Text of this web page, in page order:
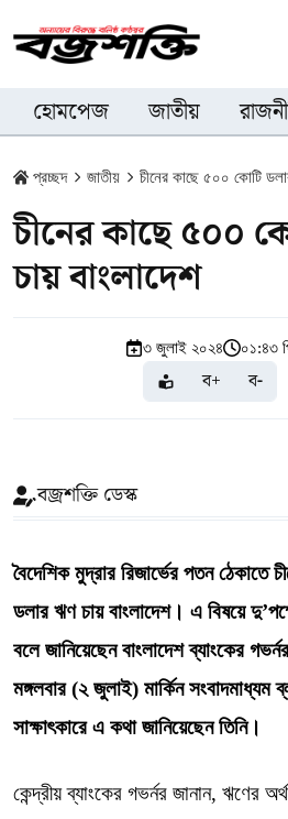
হোমপেজ জাতীয়
প্রচ্ছদ জাতীয় চীনের কাছে ৫০০ কোটি
চীনের কাছে ৫০০
চায় বাংলাদেশ
৩ জুলাই ২০২৪ ০১:৪৩
ব+ ব-
বজ্রশক্তি ডেস্ক
বৈদেশিক মুদ্রার রিজার্ভের পতন ঠেকাতে
ডলার ঋণ চায় বাংলাদেশ। এ বিষয়ে
বলে জানিয়েছেন বাংলাদেশ ব্যাংকের
মঙ্গলবার (২ জুলাই) মার্কিন সংবাদমাধ্যম
সাক্ষাৎকারে এ কথা জানিয়েছেন তিনি।
কেন্দ্রীয় ব্যাংকের গভর্নর জানান, ঋণের